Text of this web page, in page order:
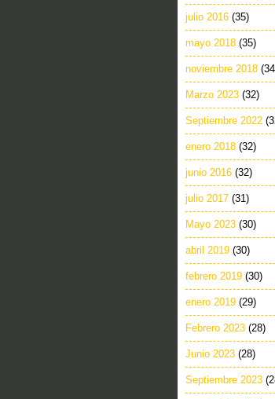
julio 2016 (35)
mayo 2018 (35)
noviembre 2018
Marzo 2023 (32)
Septiembre 2022
enero 2018 (32)
junio 2016 (32)
julio 2017 (31)
Mayo 2023 (30)
abril 2019 (30)
febrero 2019 (30)
enero 2019 (29)
Febrero 2023 (28)
Junio 2023 (28)
Septiembre 2023